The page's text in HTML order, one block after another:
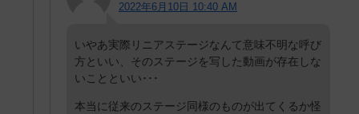
2022年6月10日 10:40 AM
いやあ実際リニアステージなんて意味不明な呼び
方といい、そのステージを写した動画が存在しな
いことといい･･･
本当に従来のステージ同様のものが出てくるか怪